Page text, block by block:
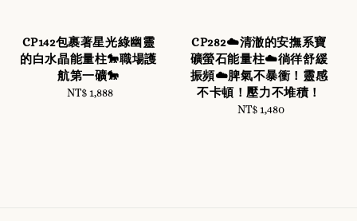
CP142包裹著星光綠幽靈
的白水晶能量柱🐎職場護
航第一礦🐎
Regular
NT$ 1,888
CP282☁️清澈的安撫系寶
礦螢石能量柱☁️徜徉舒緩
振頻☁️脾氣不暴衝！靈感
不卡頓！壓力不堆積！
Regular
NT$ 1,480